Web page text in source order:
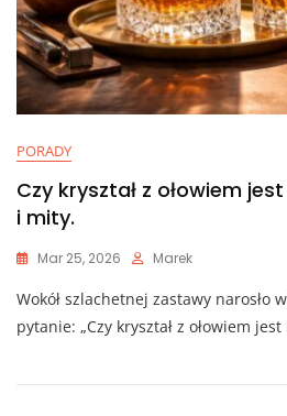
PORADY
Czy kryształ z ołowiem
i mity.
Mar 25, 2026 Marek
Wokół szlachetnej zastawy narosło
pytanie: „Czy kryształ z ołowiem